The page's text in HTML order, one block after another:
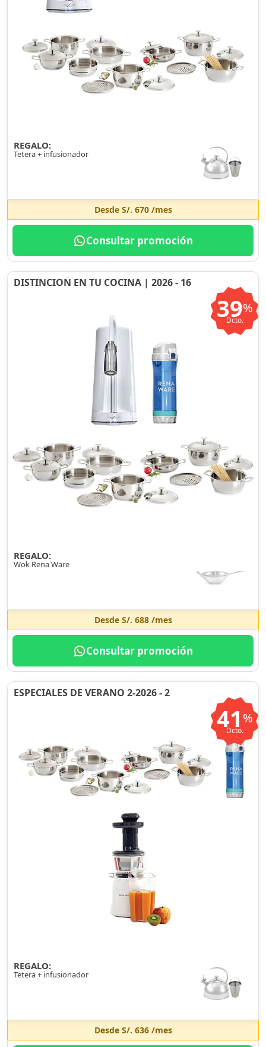
REGALO:
Tetera + infusionador
Desde S/. 670/mes
Consultar promoción
DISTINCION EN TU COCINA | 2026 - 16
39%
Dcto.
REGALO:
Wok Rena Ware
Desde S/. 688/mes
Consultar promoción
ESPECIALES DE VERANO 2-2026 - 2
41 %
Dcto.
REGALO:
Tetera + infusionador
Desde S/. 636/mes